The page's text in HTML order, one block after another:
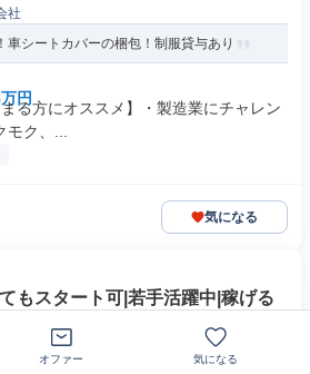
社
車シートカバーの梱包！制服貸与あり
円
る方にオススメ】・製造業にチャレン
ク、...
気になる
もスタート可|若手活躍中|稼げる
D
ＧＲＯＵＰ
オファー 気になる